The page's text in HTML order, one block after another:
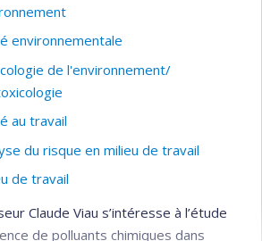
environnementale
de l'environnement/
au travail
du risque en milieu de travail
de travail
Claude Viau s’intéresse à l’étude
de polluants chimiques dans